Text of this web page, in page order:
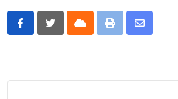
Cloud Print
Share